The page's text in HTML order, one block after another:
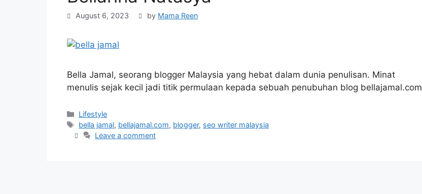
August 6, 2023 by Mama Reen
Bella Jamal, seorang blogger Malaysia yang hebat dalam dunia penulisan. Minat
menulis sejak kecil jadi titik permulaan kepada sebuah penubuhan blog bellajamal.com
Categories
Lifestyle
Tags
bella jamal, bellajamal.com, blogger, seo writer malaysia
Leave a comment